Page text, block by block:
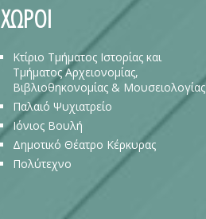
ΧΩΡΟΙ
Κτίριο Τμήματος Ιστορίας και
Τμήματος Αρχειονομίας,
Βιβλιοθηκονομίας & Μουσειολογίας
Παλαιό Ψυχιατρείο
Ιόνιος Βουλή
Δημοτικό Θέατρο Κέρκυρας
Πολύτεχνο